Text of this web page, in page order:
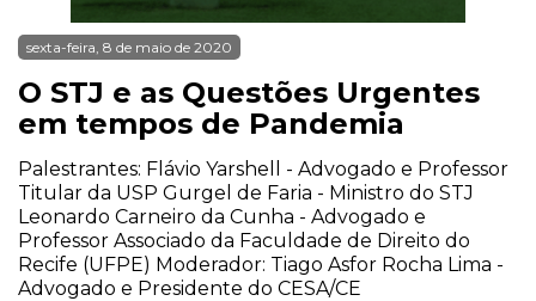
sexta-feira, 8 de maio de 2020
O STJ e as Questões Urgentes
em tempos de Pandemia
Palestrantes: Flávio Yarshell - Advogado e Professor
Titular da USP Gurgel de Faria - Ministro do STJ
Leonardo Carneiro da Cunha - Advogado e
Professor Associado da Faculdade de Direito do
Recife (UFPE) Moderador: Tiago Asfor Rocha Lima -
Advogado e Presidente do CESA/CE